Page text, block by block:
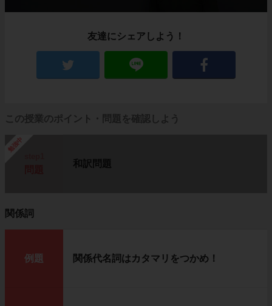
友達にシェアしよう！
この授業のポイント・問題を確認しよう
勉強中
和訳問題
関係詞
例題 関係代名詞はカタマリをつかめ！